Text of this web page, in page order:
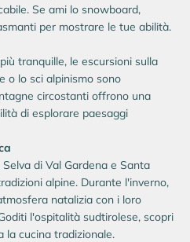
Se ami lo snowboard,
per mostrare le tue abilità.
tranquille, le escursioni sulla
o lo sci alpinismo sono
circostanti offrono una
di esplorare paesaggi
di Val Gardena e Santa
alpine. Durante l'inverno,
natalizia con i loro
l'ospitalità sudtirolese, scopri
la cucina tradizionale.